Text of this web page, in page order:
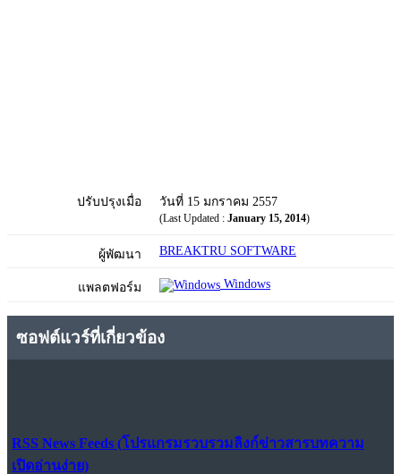
ปรับปรุงเมื่อ วันที่ 15 มกราคม 2557
(Last Updated : January 15, 2014)
ผู้พัฒนา BREAKTRU SOFTWARE
แพลตฟอร์ม Windows
ซอฟต์แวร์ที่เกี่ยวข้อง
RSS News Feeds (โปรแกรมรวบรวมลิงก์ข่าวสารบทความ
เปิดอ่านง่าย)